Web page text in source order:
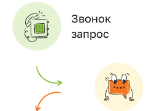
Звонок
запрос